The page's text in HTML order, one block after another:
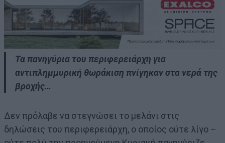
Τα πανηγύρια του περιφερειάρχη για
αντιπλημμυρική θωράκιση πνίγηκαν στα νερά της
βροχής…
Δεν πρόλαβε να στεγνώσει το μελάνι στις
δηλώσεις του περιφερειάρχη, ο οποίος ούτε λίγο –